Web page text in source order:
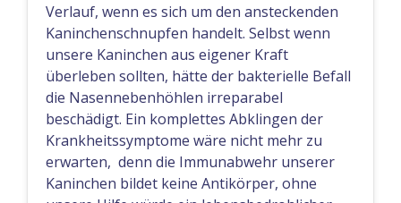
Verlauf, wenn es sich um den ansteckenden
Kaninchenschnupfen handelt. Selbst wenn
unsere Kaninchen aus eigener Kraft
überleben sollten, hätte der bakterielle Befall
die Nasennebenhöhlen irreparabel
beschädigt. Ein komplettes Abklingen der
Krankheitssymptome wäre nicht mehr zu
erwarten, denn die Immunabwehr unserer
Kaninchen bildet keine Antikörper, ohne